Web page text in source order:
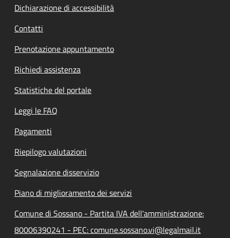
Dichiarazione di accessibilità
Contatti
Prenotazione appuntamento
Richiedi assistenza
Statistiche del portale
Leggi le FAQ
Pagamenti
Riepilogo valutazioni
Segnalazione disservizio
Piano di miglioramento dei servizi
Comune di Sossano - Partita IVA dell'amministrazione:
80006390241 - PEC: comune.sossano.vi@legalmail.it